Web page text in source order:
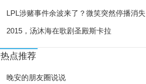
引人才稳就业 西安打造“青
陕西铜川市开展大型公益网
《西安就业促进实施方案》
LPL涉赌事件余波来了？微笑突然停播消
2015，汤沐海在歌剧圣殿斯卡拉
热点推荐
晚安的朋友圈说说